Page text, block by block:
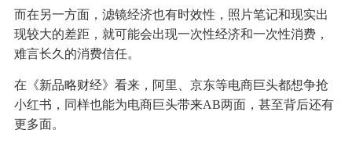
而在另一方面，滤镜经济也有时效性，照片笔记和现实出
现较大的差距，就可能会出现一次性经济和一次性消费，
难言长久的消费信任。
在《新品略财经》看来，阿里、京东等电商巨头都想争抢
小红书，同样也能为电商巨头带来AB两面，甚至背后还有
更多面。